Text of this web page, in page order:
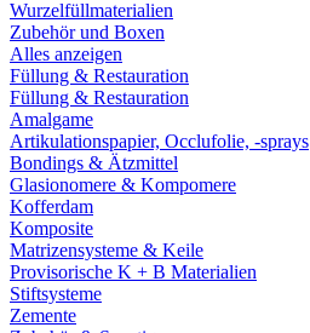
Wurzelfüllmaterialien
Zubehör und Boxen
Alles anzeigen
Füllung & Restauration
Füllung & Restauration
Amalgame
Artikulationspapier, Occlufolie, -sprays
Bondings & Ätzmittel
Glasionomere & Kompomere
Kofferdam
Komposite
Matrizensysteme & Keile
Provisorische K + B Materialien
Stiftsysteme
Zemente